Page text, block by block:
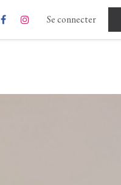
Rgpd - Conditions d'utilisation
Se connecter